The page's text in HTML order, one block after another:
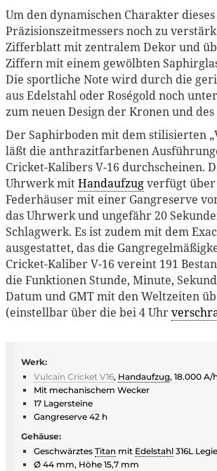
Um den dynamischen Charakter dieses
Präzisionszeitmessers noch zu
Zifferblatt mit zentralem Dekor und
Ziffern mit einem gewölbten
Die sportliche Note wird durch die
aus Edelstahl oder Roségold noch
zum neuen Design der Kronen und
Der Saphirboden mit dem stilisierten
läßt die anthrazitfarbenen
Cricket-Kalibers V-16 durchscheinen.
Uhrwerk mitHandaufzugverfügt
Federhäuser mit einer Gangreserve
das Uhrwerk und ungefähr 20
Schlagwerk. Es ist zudem mit dem
ausgestattet, das die
Cricket-Kaliber V-16 vereint 191
die Funktionen Stunde, Minute,
Datum und GMT mit den Weltzeiten
(einstellbar über die bei 4 Uhr
Werk:
Vulcain Cricket V16, Handaufzug, 18.000 A/
Mit mechanischem Wecker
17 Lagersteine
Gangreserve 42 h
Gehäuse:
Geschwärztes Titan mit Edelstahl 316L
Ø 44 mm, Höhe 15,7 mm